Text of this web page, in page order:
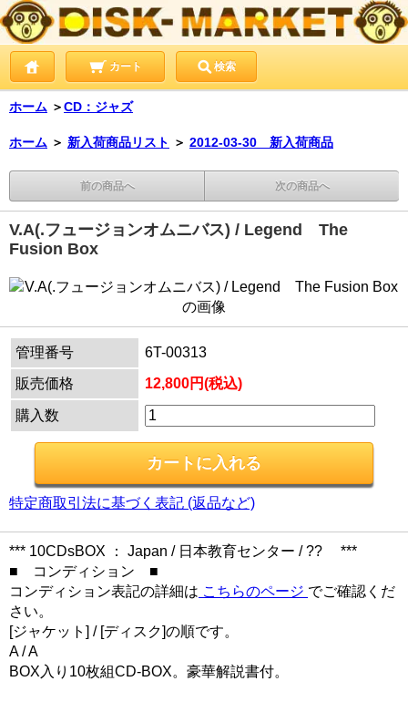
カート 検索
ホーム ＞CD：ジャズ
ホーム ＞ 新入荷商品リスト ＞ 2012-03-30 新入荷商品
前の商品へ 次の商品へ
V.A(.フュージョンオムニバス) / Legend The
Fusion Box
管理番号
6T-00313
販売価格
12,800円(税込)
購入数
特定商取引法に基づく表記 (返品など)
*** 10CDsBOX ： Japan / 日本教育センター / ?? ***
■ コンディション ■
コンディション表記の詳細は こちらのページ でご確認くだ
さい。
[ジャケット] / [ディスク]の順です。
A / A
BOX入り10枚組CD-BOX。豪華解説書付。